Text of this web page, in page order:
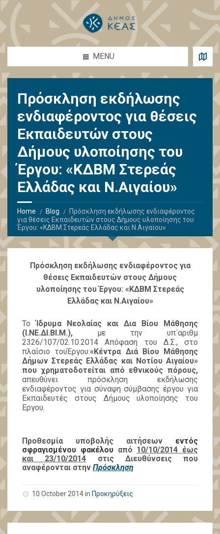
MENU
Πρόσκληση εκδήλωσης
ενδιαφέροντος για θέσεις
Εκπαιδευτών στους
Δήμους υλοποίησης του
Έργου: «ΚΔΒΜ Στερεάς
Ελλάδας και Ν.Αιγαίου»
Home Blog
Πρόσκληση εκδήλωσης ενδιαφέροντος
για θέσεις Εκπαιδευτών στους Δήμους υλοποίησης του
Έργου: «ΚΔΒΜ Στερεάς Ελλάδας και Ν.Αιγαίου»
Πρόσκληση εκδήλωσης ενδιαφέροντος για
θέσεις Εκπαιδευτών στους Δήμους
υλοποίησης του Έργου: «ΚΔΒΜ Στερεάς
Ελλάδας και Ν.Αιγαίου»
Το Ίδρυμα Νεολαίας και Δια Βίου Μάθησης
(Ι.ΝΕ.ΔΙ.ΒΙ.Μ.), με την υπ΄αριθμ
2326/107/02.10.2014 Απόφαση του Δ.Σ., στο
πλαίσιο τουΈργου:«Κέντρα Διά Βίου Μάθησης
Δήμων Στερεάς Ελλάδας και Νοτίου Αιγαίου»
που χρηματοδοτείται από εθνικούς πόρους,
απευθύνει πρόσκληση εκδήλωσης
ενδιαφέροντος για σύναψη σύμβασης έργου για
Εκπαιδευτές στους Δήμους υλοποίησης του
Έργου.
Προθεσμία υποβολής αιτήσεων εντός
σφραγισμένου φακέλου από 10/10/2014 έως
και 23/10/2014
στις Διευθύνσεις που
αναφέρονται στην Πρόσκληση
10 October 2014 in Προκηρύξεις